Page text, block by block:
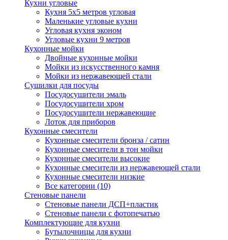
Кухни угловые
Кухня 5х5 метров угловая
Маленькие угловые кухни
Угловая кухня эконом
Угловые кухни 9 метров
Кухонные мойки
Двойные кухонные мойки
Мойки из искусственного камня
Мойки из нержавеющей стали
Сушилки для посуды
Посудосушители эмаль
Посудосушители хром
Посудосушители нержавеющие
Лоток для приборов
Кухонные смесители
Кухонные смесители бронза / сатин
Кухонные смесители в тон мойки
Кухонные смесители высокие
Кухонные смесители из нержавеющей стали
Кухонные смесители низкие
Все категории (10)
Стеновые панели
Стеновые панели ДСП+пластик
Стеновые панели с фотопечатью
Комплектующие для кухни
Бутылочницы для кухни